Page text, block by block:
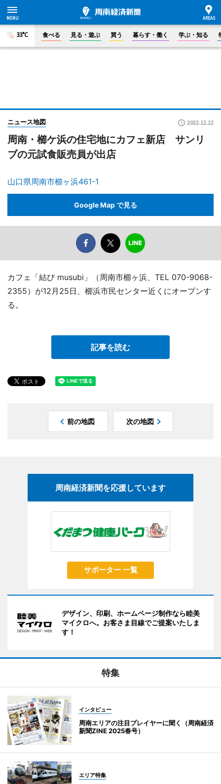
33°C 食べる 見る・遊ぶ 買う 暮らす・働く 学ぶ・知る
ニュース地図 2022.12.22
周南・櫛ケ浜の住宅地にカフェ新店 サンリ
ブの元試食販売員が出店
山口県周南市櫛ヶ浜461-1
Google Map で見る
カフェ「結び musubi」（周南市櫛ヶ浜、TEL 070-9068-
2355）が12月25日、櫛浜市民センター近くにオープンす
る。
記事を読む
前の地図 次の地図
周南経済新聞を応援しています
サポーター 一覧
デザイン、印刷、ホームページ制作なら睦美
マイクロへ。お客さま目線でご提案いたしま
す！
特集
インタビュー
周南エリアの注目プレイヤーに聞く（周南経済
新聞ZINE 2025春号）
エリア特集